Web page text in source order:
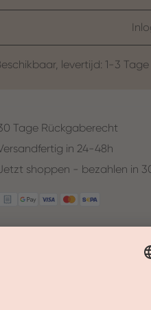
levertijd: 1-3 Tage
Tage Rückgaberecht
in 24-48h
shoppen - bezahlen in
De avocado-groene heilige